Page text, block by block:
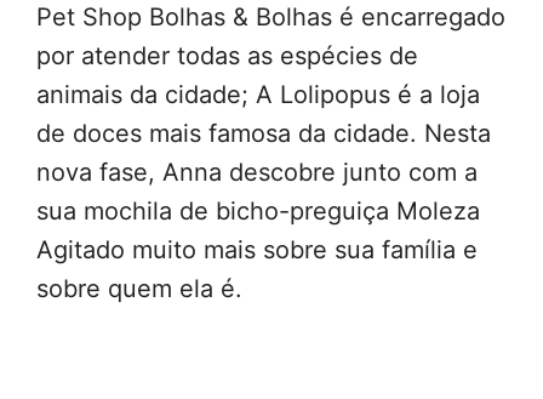
Pet Shop Bolhas & Bolhas é encarregado
por atender todas as espécies de
animais da cidade; A Lolipopus é a loja
de doces mais famosa da cidade. Nesta
nova fase, Anna descobre junto com a
sua mochila de bicho-preguiça Moleza
Agitado muito mais sobre sua família e
sobre quem ela é.